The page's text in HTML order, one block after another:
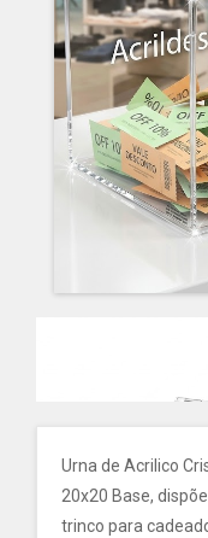
Urna de Acrilico
20x20 Base,
trinco para